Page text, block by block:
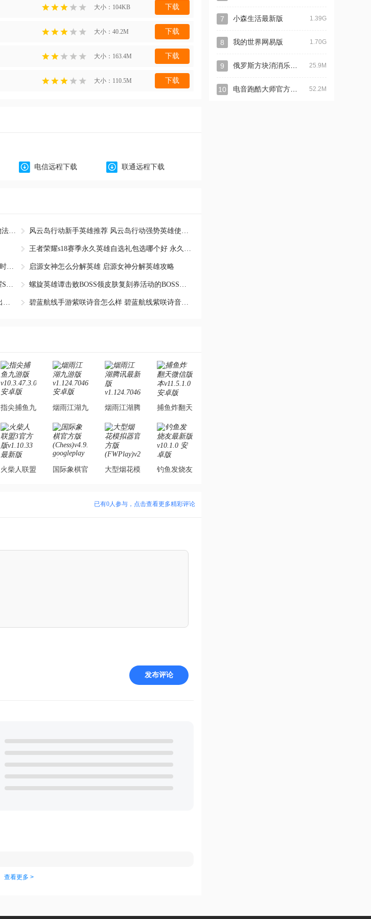
大小：104KB 下载
大小：40.2M 下载
大小：163.4M 下载
大小：110.5M 下载
电信远程下载 联通远程下载
造物法则2先锋英雄修普诺斯技能属性详解 造物法则2修普 风云岛行动新手英雄推荐 风云岛行动强势英雄使用攻略
王者荣耀s18赛季永久英雄自选礼包选哪个好 永久英雄自
造物法则2先锋英雄吟诵者玩偶装系列服装上新时间 吟诵 启源女神怎么分解英雄 启源女神分解英雄攻略
王者荣耀S17赛季英雄梯队强度榜介绍 王者荣耀S17赛季用 螺旋英雄谭击败BOSS领皮肤复刻券活动的BOSS在哪打 皮肤
王者荣耀s18赛季有哪些新英雄 王者s18赛季会出什么新英 碧蓝航线手游紫咲诗音怎么样 碧蓝航线紫咲诗音怎么获得
指尖捕鱼九
v10.3.47.3.0
安卓版
烟雨江湖九
v1.124.70468
安卓版
烟雨江湖腾
讯最新版
v1.124.70468
安卓版
捕鱼炸翻天
微信版本
v11.5.1.0
安卓版
火柴人联盟
国际象棋官
大型烟花模
安卓版
钓鱼发烧友
卓版
已有0人参与，点击查看更多精彩评论
发布评论
查看更多 >
7 小森生活最新版 1.39G
8 我的世界网易版 1.70G
9 25.9M
10 52.2M